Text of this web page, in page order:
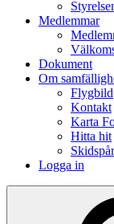
Medlemmar
Dokument
Om
Flygbild
Kontakt
Karta
Hitta hit
Logga in